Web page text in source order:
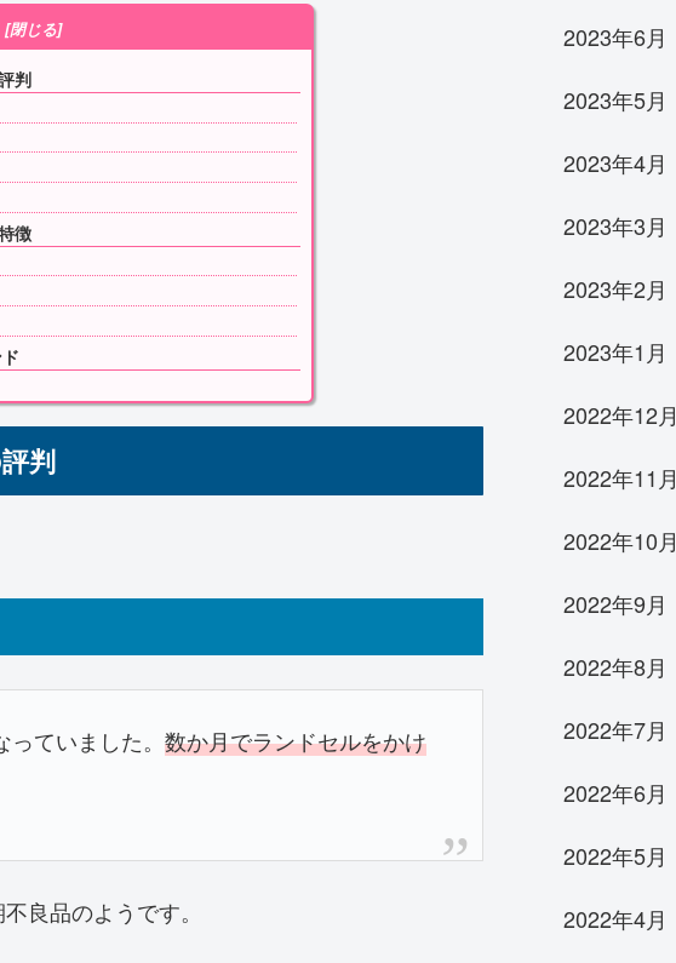
判
徴
判
っていました。数か月でランドセルをかけ
良品のようです。
2023年6月
2023年5月
2023年4月
2023年3月
2023年2月
2023年1月
2022年12月
2022年11月
2022年10月
2022年9月
2022年8月
2022年7月
2022年6月
2022年5月
2022年4月